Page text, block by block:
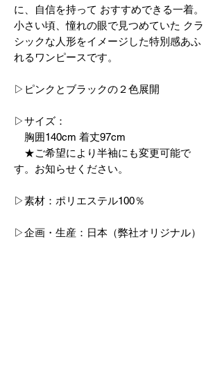
に、自信を持って おすすめできる一着。
小さい頃、憧れの眼で見つめていた クラ
シックな人形をイメージした特別感あふ
れるワンピースです。
▷ピンクとブラックの２色展開
▷サイズ：
胸囲140cm 着丈97cm
★ご希望により半袖にも変更可能で
す。お知らせください。
▷素材：ポリエステル100％
▷企画・生産：日本（弊社オリジナル）